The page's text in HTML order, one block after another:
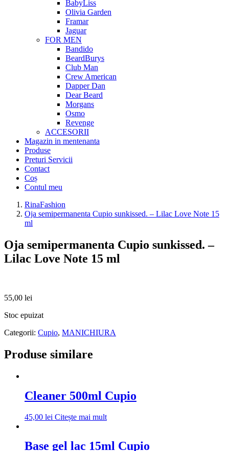
BabyLiss
Olivia Garden
Framar
Jaguar
FOR MEN
Bandido
BeardBurys
Club Man
Crew American
Dapper Dan
Dear Beard
Morgans
Osmo
Revenge
ACCESORII
Magazin in mentenanta
Produse
Preturi Servicii
Contact
Coș
Contul meu
RinaFashion
Oja semipermanenta Cupio sunkissed. – Lilac Love Note 15
ml
Oja semipermanenta Cupio sunkissed. –
Lilac Love Note 15 ml
55,00 lei
Stoc epuizat
Categorii: Cupio, MANICHIURA
Produse similare
Cleaner 500ml Cupio
45,00 lei Citește mai mult
Base gel lac 15ml Cupio